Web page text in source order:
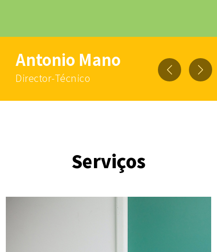
Antonio Mano
Director-Técnico PreviousNext
Serviços